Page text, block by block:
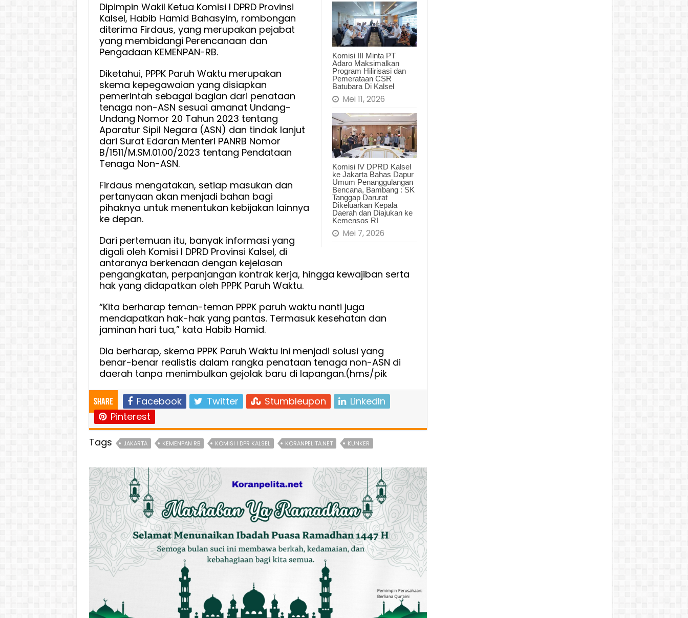
Realistis
Penataan
Tenaga
Non-
ASN
Banua
Komisi III Minta PT
Adaro Maksimalkan
Program Hilirisasi dan
Pemerataan CSR
Batubara Di Kalsel
Mei 11, 2026
Komisi IV DPRD Kalsel
ke Jakarta Bahas Dapur
Umum Penanggulangan
Bencana, Bambang : SK
Tanggap Darurat
Dikeluarkan Kepala
Daerah dan Diajukan ke
Kemensos RI
Mei 7, 2026
Dipimpin Wakil Ketua Komisi I DPRD Provinsi
Kalsel, Habib Hamid Bahasyim, rombongan
diterima Firdaus, yang merupakan pejabat
yang membidangi Perencanaan dan
Pengadaan KEMENPAN-RB.
Diketahui, PPPK Paruh Waktu merupakan
skema kepegawaian yang disiapkan
pemerintah sebagai bagian dari penataan
tenaga non-ASN sesuai amanat Undang-
Undang Nomor 20 Tahun 2023 tentang
Aparatur Sipil Negara (ASN) dan tindak lanjut
dari Surat Edaran Menteri PANRB Nomor
B/1511/M.SM.01.00/2023 tentang Pendataan
Tenaga Non-ASN.
Firdaus mengatakan, setiap masukan dan
pertanyaan akan menjadi bahan bagi
pihaknya untuk menentukan kebijakan lainnya
ke depan.
Dari pertemuan itu, banyak informasi yang
digali oleh Komisi I DPRD Provinsi Kalsel, di
antaranya berkenaan dengan kejelasan
pengangkatan, perpanjangan kontrak kerja, hingga kewajiban serta
hak yang didapatkan oleh PPPK Paruh Waktu.
“Kita berharap teman-teman PPPK paruh waktu nanti juga
mendapatkan hak-hak yang pantas. Termasuk kesehatan dan
jaminan hari tua,” kata Habib Hamid.
Dia berharap, skema PPPK Paruh Waktu ini menjadi solusi yang
benar-benar realistis dalam rangka penataan tenaga non-ASN di
daerah tanpa menimbulkan gejolak baru di lapangan.(hms/pik
Share Facebook Twitter Stumbleupon
LinkedIn
Pinterest
Tags
JAKARTA KEMENPAN RB KOMISI I DPR KALSEL KORANPELITA.NET KUNKER